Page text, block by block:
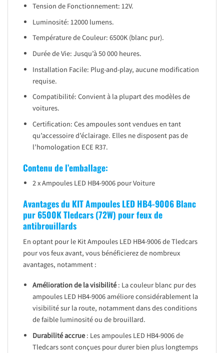
Tension de Fonctionnement: 12V.
Luminosité: 12000 lumens.
Température de Couleur: 6500K (blanc pur).
Durée de Vie: Jusqu’à 50 000 heures.
Installation Facile: Plug-and-play, aucune modification
requise.
Compatibilité: Convient à la plupart des modèles de
voitures.
Certification: Ces ampoules sont vendues en tant
qu’accessoire d’éclairage. Elles ne disposent pas de
l’homologation ECE R37.
Contenu de l’emballage:
2 x Ampoules LED HB4-9006 pour Voiture
Avantages du KIT Ampoules LED HB4-9006 Blanc
pur 6500K Tledcars (72W) pour feux de
antibrouillards
En optant pour le Kit Ampoules LED HB4-9006 de Tledcars
pour vos feux avant, vous bénéficierez de nombreux
avantages, notamment :
Amélioration de la visibilité: La couleur blanc pur des
ampoules LED HB4-9006 améliore considérablement la
visibilité sur la route, notamment dans des conditions
de faible luminosité ou de brouillard.
Durabilité accrue: Les ampoules LED HB4-9006 de
Tledcars sont conçues pour durer bien plus longtemps